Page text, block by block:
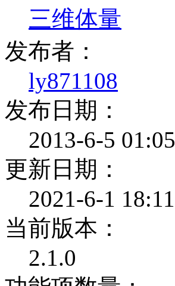
三维体量
发布者：
ly871108
发布日期：
2013-6-5 01:05
更新日期：
2021-6-1 18:11
当前版本：
2.1.0